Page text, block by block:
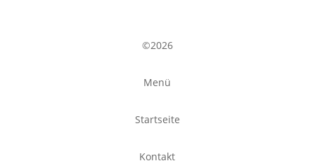
©2026
Menü
Startseite
Kontakt